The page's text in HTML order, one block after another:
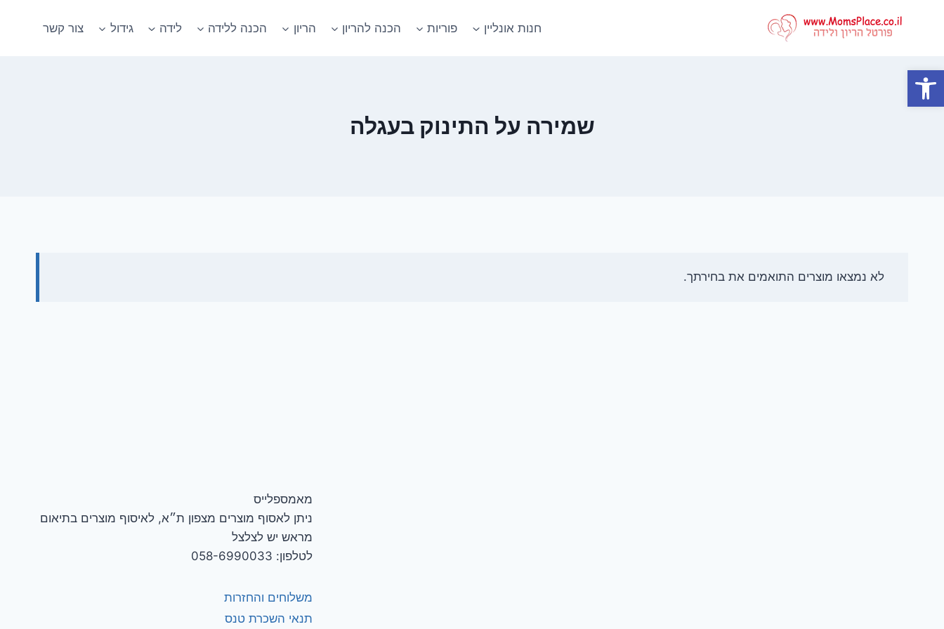
חנות אונליין פוריות הכנה להריון הריון הכנה ללידה לידה גידול צור קשר
שמירה על התינוק בעגלה
לא נמצאו מוצרים התואמים את בחירתך.
מאמספלייס
ניתן לאסוף מוצרים מצפון ת״א, לאיסוף מוצרים בתיאום
מראש יש לצלצל
לטלפון: 058-6990033
משלוחים והחזרות
תנאי השכרת טנס
פתח סרגל נגישות